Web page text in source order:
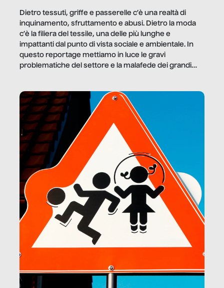
Dietro tessuti, griffe e passerelle c’è una realtà di
inquinamento, sfruttamento e abusi. Dietro la moda
c’è la filiera del tessile, una delle più lunghe e
impattanti dal punto di vista sociale e ambientale. In
questo reportage mettiamo in luce le gravi
problematiche del settore e la malafede dei grandi